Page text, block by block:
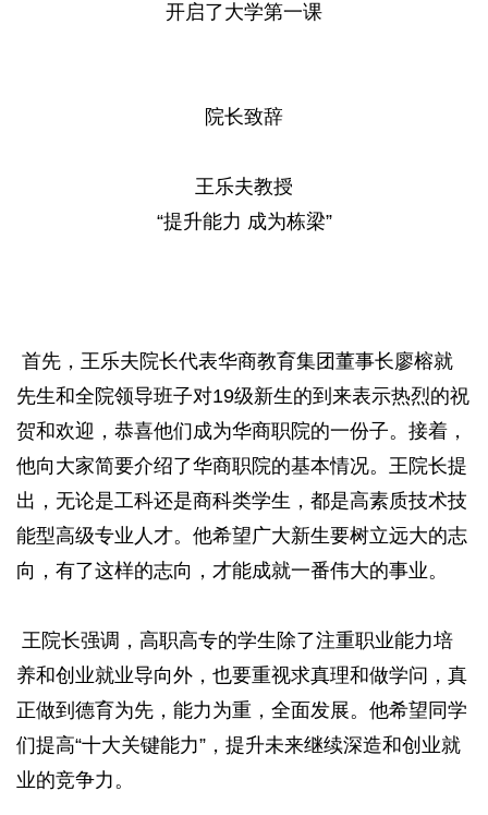
开启了大学第一课
院长致辞
王乐夫教授
“提升能力 成为栋梁”
首先，王乐夫院长代表华商教育集团董事长廖榕就
先生和全院领导班子对19级新生的到来表示热烈的祝
贺和欢迎，恭喜他们成为华商职院的一份子。接着，
他向大家简要介绍了华商职院的基本情况。王院长提
出，无论是工科还是商科类学生，都是高素质技术技
能型高级专业人才。他希望广大新生要树立远大的志
向，有了这样的志向，才能成就一番伟大的事业。
王院长强调，高职高专的学生除了注重职业能力培
养和创业就业导向外，也要重视求真理和做学问，真
正做到德育为先，能力为重，全面发展。他希望同学
们提高“十大关键能力”，提升未来继续深造和创业就
业的竞争力。